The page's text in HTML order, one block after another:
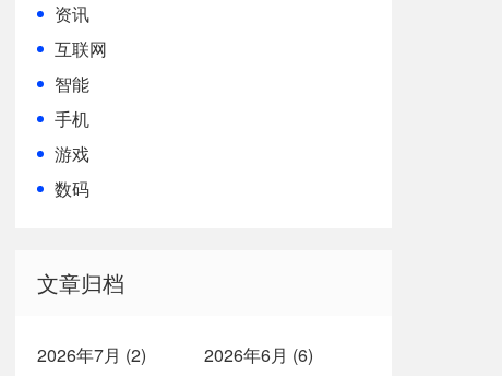
资讯
互联网
智能
手机
游戏
数码
文章归档
2026年7月 (2)
2026年6月 (6)